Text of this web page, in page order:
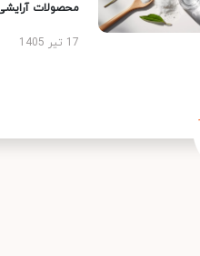
محصولات آرایشی
17 تیر 1405